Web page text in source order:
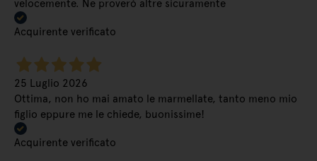
velocemente. Ne proverò altre sicuramente
Acquirente verificato
25 Luglio 2026
Ottima, non ho mai amato le marmellate, tanto meno mio
figlio eppure me le chiede, buonissime!
Acquirente verificato